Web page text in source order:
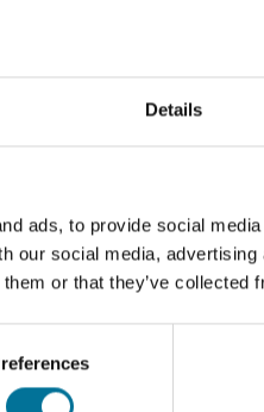
Details
ads, to provide social
our social media,
or that they’ve
Seite
Verständnis von
Details, um genetische